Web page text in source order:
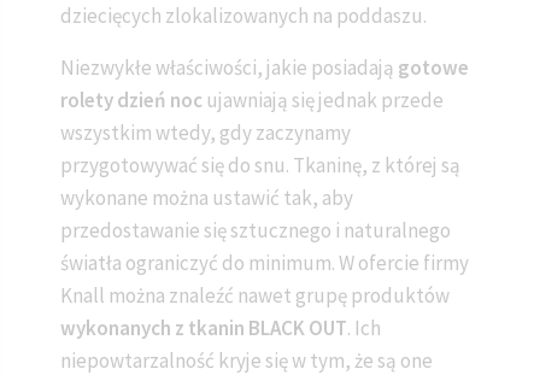
dziecięcych zlokalizowanych na poddaszu.
Niezwykłe właściwości, jakie posiadają gotowe
rolety dzień noc ujawniają się jednak przede
wszystkim wtedy, gdy zaczynamy
przygotowywać się do snu. Tkaninę, z której są
wykonane można ustawić tak, aby
przedostawanie się sztucznego i naturalnego
światła ograniczyć do minimum. W ofercie firmy
Knall można znaleźć nawet grupę produktów
wykonanych z tkanin BLACK OUT. Ich
niepowtarzalność kryje się w tym, że są one